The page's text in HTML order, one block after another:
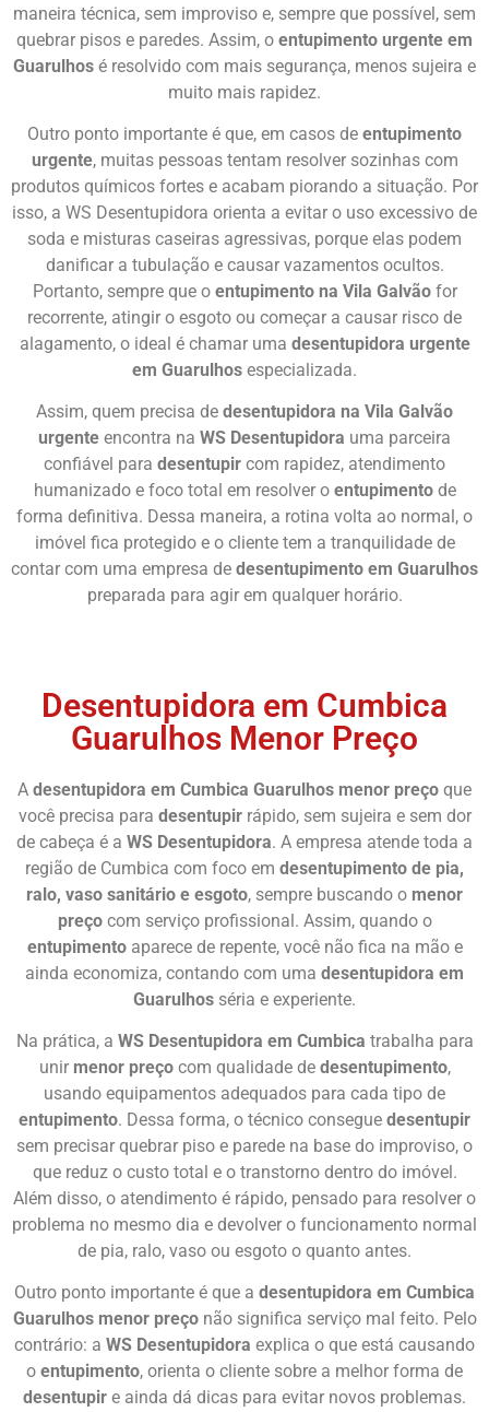
maneira técnica, sem improviso e, sempre que possível, sem
quebrar pisos e paredes. Assim, o entupimento urgente em
Guarulhos é resolvido com mais segurança, menos sujeira e
muito mais rapidez.
Outro ponto importante é que, em casos de entupimento
urgente, muitas pessoas tentam resolver sozinhas com
produtos químicos fortes e acabam piorando a situação. Por
isso, a WS Desentupidora orienta a evitar o uso excessivo de
soda e misturas caseiras agressivas, porque elas podem
danificar a tubulação e causar vazamentos ocultos.
Portanto, sempre que o entupimento na Vila Galvãofor
recorrente, atingir o esgoto ou começar a causar risco de
alagamento, o ideal é chamar uma desentupidora urgente
em Guarulhos especializada.
Assim, quem precisa de desentupidora na Vila Galvão
urgente encontra na WS Desentupidora uma parceira
confiável para desentupir com rapidez, atendimento
humanizado e foco total em resolver o entupimentode
forma definitiva. Dessa maneira, a rotina volta ao normal, o
imóvel fica protegido e o cliente tem a tranquilidade de
contar com uma empresa de desentupimento em Guarulhos
preparada para agir em qualquer horário.
Desentupidora em Cumbica
Guarulhos Menor Preço
A desentupidora em Cumbica Guarulhos menor preço que
você precisa para desentupirrápido, sem sujeira e sem dor
de cabeça é a WS Desentupidora. A empresa atende toda a
região de Cumbica com foco em desentupimento de pia,
ralo, vaso sanitário e esgoto, sempre buscando o menor
preçocom serviço profissional. Assim, quando o
entupimentoaparece de repente, você não fica na mão e
ainda economiza, contando com uma desentupidora em
Guarulhos séria e experiente.
Na prática, a WS Desentupidora em Cumbica trabalha para
unir menor preçocom qualidade de desentupimento,
usando equipamentos adequados para cada tipo de
entupimento. Dessa forma, o técnico consegue desentupir
sem precisar quebrar piso e parede na base do improviso, o
que reduz o custo total e o transtorno dentro do imóvel.
Além disso, o atendimento é rápido, pensado para resolver o
problema no mesmo dia e devolver o funcionamento normal
de pia, ralo, vaso ou esgoto o quanto antes.
Outro ponto importante é que a desentupidora em Cumbica
Guarulhos menor preçonão significa serviço mal feito. Pelo
contrário: a WS Desentupidora explica o que está causando
o entupimento, orienta o cliente sobre a melhor forma de
desentupir e ainda dá dicas para evitar novos problemas.